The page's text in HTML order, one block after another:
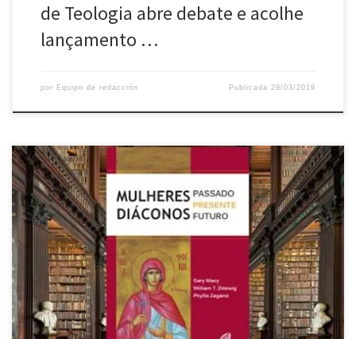
de Teologia abre debate e acolhe
lançamento …
por Equipo de redacción Publicada 29/03/2019
Correspondente: Mario Henrique Pinto Voltar ao debate sobre o
diaconado no feminino dentro da Igreja católica, ou seja,
«mulheres ordenadas para aquilo que viria a ser chamado o
“diaconado permanente”», é o propósito do livro “Mulheres
diáconos – Passado, presente, futuro”, que a Paulinas Editora vai
lançar a 10 de […]